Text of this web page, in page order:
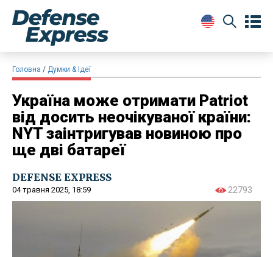
Головна Думки & Ідеї
Україна може отримати Patriot
від досить неочікуваної країни:
NYT заінтригував новиною про
ще дві батареї
DEFENSE EXPRESS
04 травня 2025, 18:59 22793